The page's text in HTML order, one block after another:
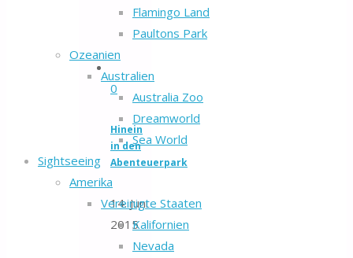
Flamingo Land
Paultons Park
Ozeanien
Australien
Australia Zoo
Dreamworld
Sea World
Sightseeing
Amerika
Vereinigte Staaten
Kalifornien
Nevada
0
Hinein
in den
Abenteuerpark
14. Juni
2015